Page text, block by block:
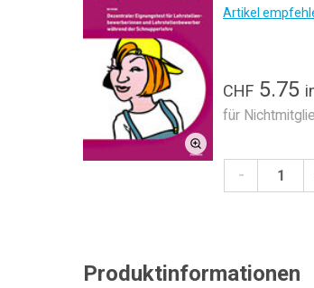
Artikel
CHF 5.75
für
-
Produktinformationen